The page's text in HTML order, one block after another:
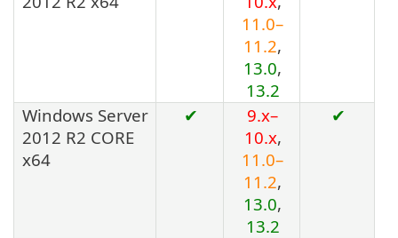
11.0–
11.2,
13.0,
13.2
Windows Server
2012 R2 CORE
x64
✔
9.x–
10.x,
11.0–
11.2,
13.0,
13.2
✔